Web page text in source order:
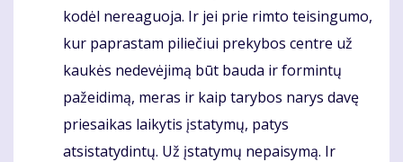
kodėl nereaguoja. Ir jei prie rimto teisingumo,
kur paprastam piliečiui prekybos centre už
kaukės nedevėjimą būt bauda ir formintų
pažeidimą, meras ir kaip tarybos narys davę
priesaikas laikytis įstatymų, patys
atsistatydintų. Už įstatymų nepaisymą. Ir